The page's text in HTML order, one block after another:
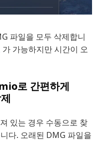
파일을 모두 삭제합니
가 가능하지만 시간이 오
로 간편하게
있는 경우 수동으로 찾
다. 오래된 DMG 파일을